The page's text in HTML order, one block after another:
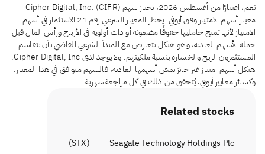
نعم، اعتبارًا من أغسطس 2026، يجتاز سهم Cipher Digital, Inc. (CIFR)
معيار أسهم الامتياز وفق أيوفي. يحظر المعيار الشرعي رقم 21 الاستثمار في أسهم
الامتياز لأنها تمنح حامليها حقوقًا مضمونة أو ذات أولوية في الأرباح ورأس المال قبل
حملة الأسهم العادية، وهو هيكل يتعارض مع المبدأ الشرعي القاضي بأن يتقاسم
المستثمرون الربح والخسارة بنسبة ملكيتهم. ولا يوجد لدى Cipher Digital, Inc.
هيكل أسهم امتياز غير جائز يمسّ أسهمها العادية، فالسهم متوافق في هذا المعيار.
وكسائر معايير أيوفي، يُتحقق من ذلك في كل مراجعة شهرية.
Related stocks
Seagate Technology Holdings Plc
(
STX
)